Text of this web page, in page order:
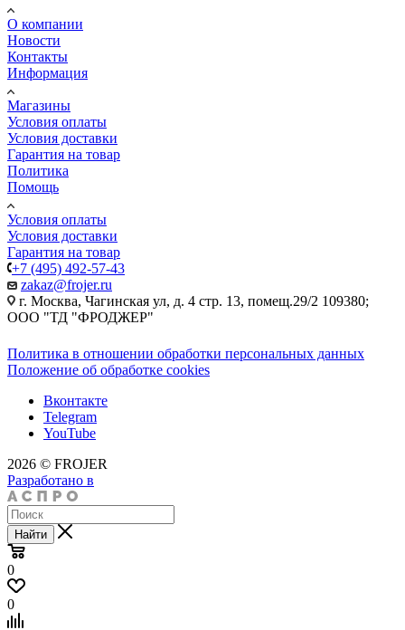
О компании
Новости
Контакты
Информация
Магазины
Условия оплаты
Условия доставки
Гарантия на товар
Политика
Помощь
Условия оплаты
Условия доставки
Гарантия на товар
+7 (495) 492-57-43
zakaz@frojer.ru
г. Москва, Чагинская ул, д. 4 стр. 13, помещ.29/2 109380;
ООО "ТД "ФРОДЖЕР"
Политика в отношении обработки персональных данных
Положение об обработке cookies
Вконтакте
Telegram
YouTube
2026 © FROJER
Разработано в
Найти
0
0